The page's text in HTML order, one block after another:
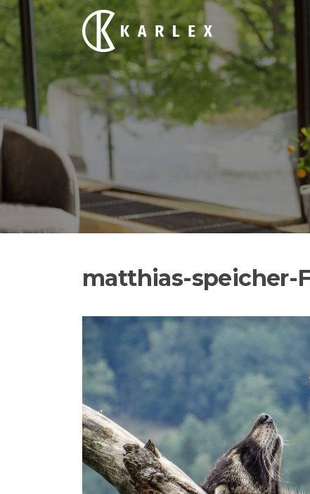
Siirry
suoraan
sisältöön
matthias-speicher-